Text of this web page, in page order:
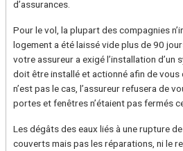
d’assurances.
Pour le vol, la plupart des compagnies
logement a été laissé vide plus de 90
votre assureur a exigé l’installation d’un
doit être installé et actionné afin de vous
n’est pas le cas, l’assureur refusera de
portes et fenêtres n’étaient pas fermés
Les dégâts des eaux liés à une rupture
couverts mais pas les réparations, ni le